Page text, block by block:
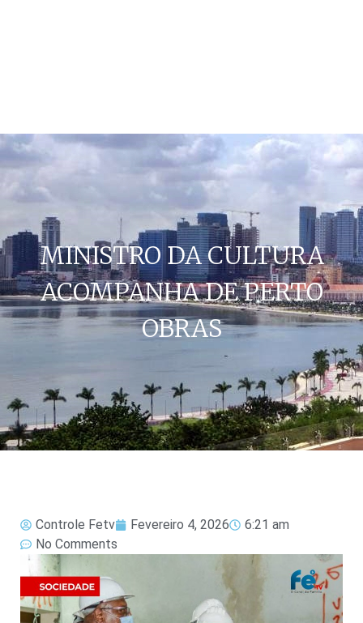
MINISTRO DA CULTURA
ACOMPANHA DE PERTO
OBRAS
Controle Fetv Fevereiro 4, 2026
6:21 am
No Comments